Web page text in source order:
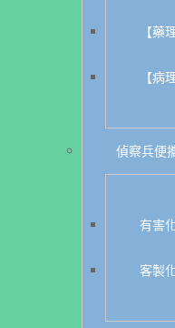
【藥
【病
偵察兵便
有害
客製